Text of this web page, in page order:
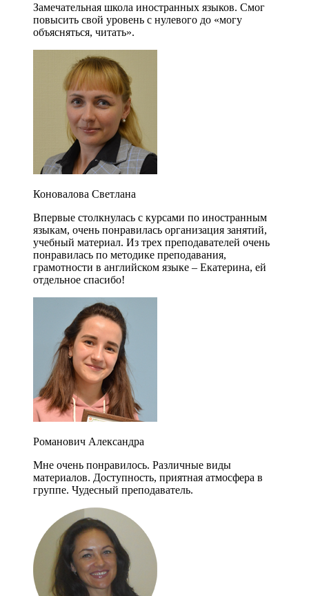
Замечательная школа иностранных языков. Смог
повысить свой уровень с нулевого до «могу
объясняться, читать».
Коновалова Светлана
Впервые столкнулась с курсами по иностранным
языкам, очень понравилась организация занятий,
учебный материал. Из трех преподавателей очень
понравилась по методике преподавания,
грамотности в английском языке – Екатерина, ей
отдельное спасибо!
Романович Александра
Мне очень понравилось. Различные виды
материалов. Доступность, приятная атмосфера в
группе. Чудесный преподаватель.